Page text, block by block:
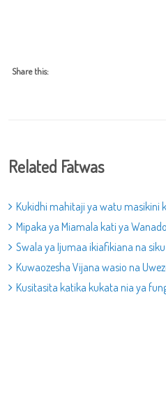
Share this:
Related Fatwas
Kukidhi mahitaji ya watu masikini
Mipaka ya Miamala kati ya
Swala ya Ijumaa ikiafikiana na
Kuwaozesha Vijana wasio na
Kusitasita katika kukata nia ya